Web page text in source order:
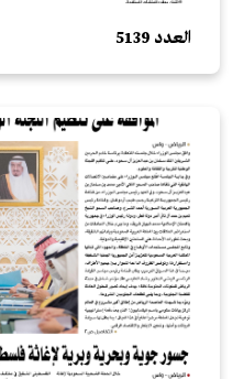
العدد 5139